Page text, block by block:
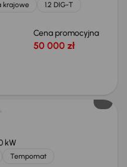
krajowe
1.2 DIG-T
Cena promocyjna
50 000 zł
kW
Tempomat